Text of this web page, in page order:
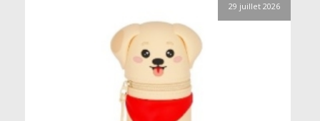
29 juillet 2026